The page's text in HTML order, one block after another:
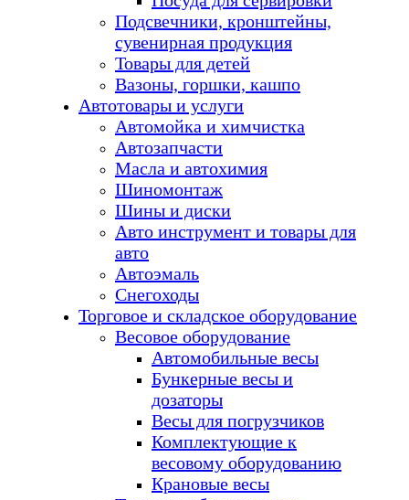
Подсвечники, кронштейны,
сувенирная продукция
Товары для детей
Вазоны, горшки, кашпо
Автотовары и услуги
Автомойка и химчистка
Автозапчасти
Масла и автохимия
Шиномонтаж
Шины и диски
Авто инструмент и товары для
авто
Автоэмаль
Снегоходы
Торговое и складское оборудование
Весовое оборудование
Автомобильные весы
Бункерные весы и
дозаторы
Весы для погрузчиков
Комплектующие к
весовому оборудованию
Крановые весы